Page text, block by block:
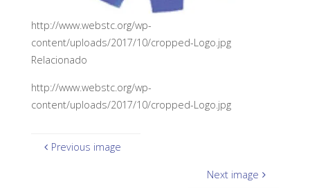
http://www.webstc.org/wp-
content/uploads/2017/10/cropped-Logo.jpg
Relacionado
http://www.webstc.org/wp-
content/uploads/2017/10/cropped-Logo.jpg
Previous image
Next image